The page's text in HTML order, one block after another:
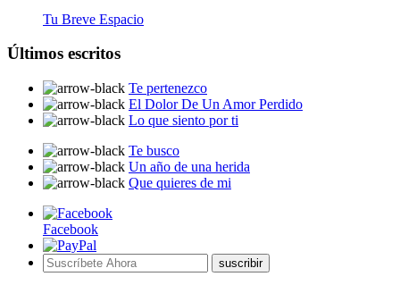
Tu Breve Espacio
Últimos escritos
Te pertenezco
El Dolor De Un Amor Perdido
Lo que siento por ti
Te busco
Un año de una herida
Que quieres de mi
Facebook
suscribir